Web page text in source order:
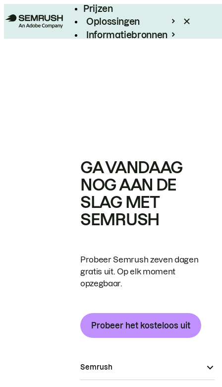
Prijzen
Oplossingen
Informatiebronnen
GA VANDAAG
NOG AAN DE
SLAG MET
SEMRUSH
Probeer Semrush zeven dagen
gratis uit. Op elk moment
opzegbaar.
Probeer het kosteloos uit
Semrush